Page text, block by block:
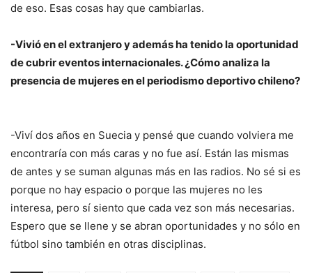
de eso. Esas cosas hay que cambiarlas.
-Vivió en el extranjero y además ha tenido la oportunidad
de cubrir eventos internacionales. ¿Cómo analiza la
presencia de mujeres en el periodismo deportivo chileno?
-Viví dos años en Suecia y pensé que cuando volviera me
encontraría con más caras y no fue así. Están las mismas
de antes y se suman algunas más en las radios. No sé si es
porque no hay espacio o porque las mujeres no les
interesa, pero sí siento que cada vez son más necesarias.
Espero que se llene y se abran oportunidades y no sólo en
fútbol sino también en otras disciplinas.